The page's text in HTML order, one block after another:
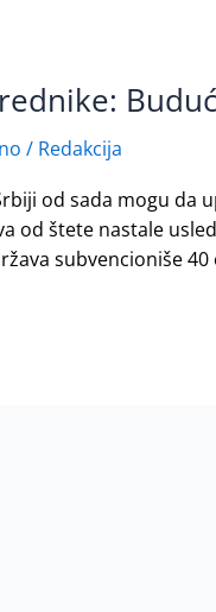
/ Redakcija
od sada mogu
od štete nastale
subvencioniše